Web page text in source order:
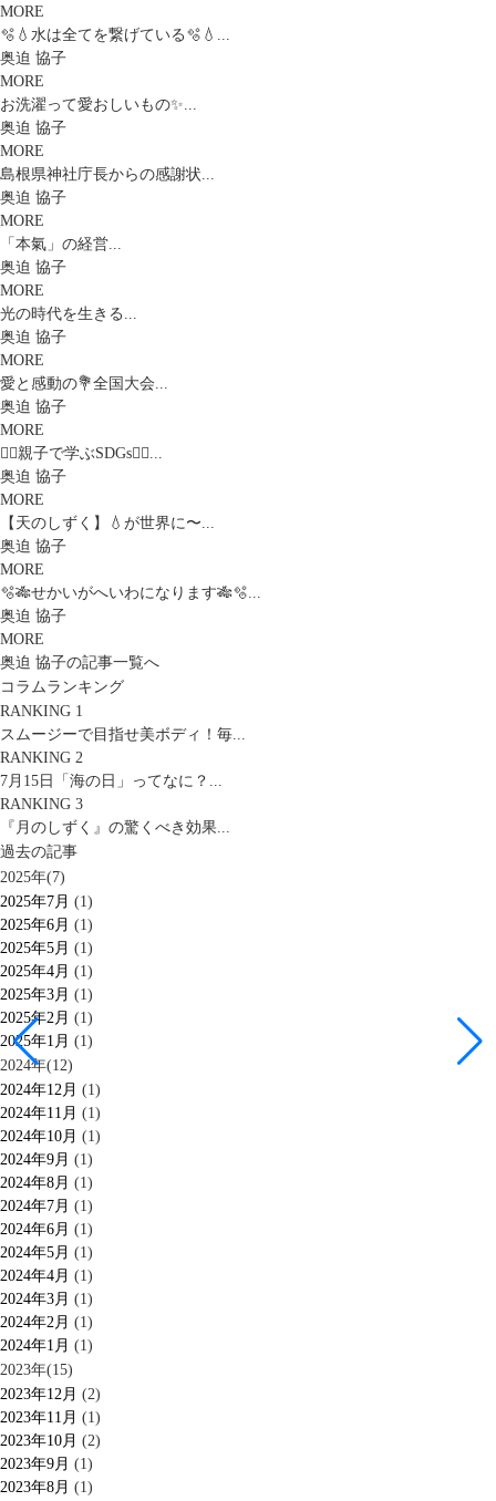
MORE
🫧💧水は全てを繋げている🫧💧...
奥迫 協子
MORE
お洗濯って愛おしいもの✨...
奥迫 協子
MORE
島根県神社庁長からの感謝状...
奥迫 協子
MORE
「本氣」の経営...
奥迫 協子
MORE
光の時代を生きる...
奥迫 協子
MORE
愛と感動の💐全国大会...
奥迫 協子
MORE
🧚‍♀️親子で学ぶSDGs🧚‍♀️...
奥迫 協子
MORE
【天のしずく】💧が世界に〜...
奥迫 協子
MORE
🫧🎋せかいがへいわになります🎋🫧...
奥迫 協子
MORE
奥迫 協子の記事一覧へ
コラムランキング
RANKING 1
スムージーで目指せ美ボディ！毎...
RANKING 2
7月15日「海の日」ってなに？...
RANKING 3
『月のしずく』の驚くべき効果...
過去の記事
2025年(7)
2025年7月 (1)
2025年6月 (1)
2025年5月 (1)
2025年4月 (1)
2025年3月 (1)
2025年2月 (1)
2025年1月 (1)
2024年(12)
2024年12月 (1)
2024年11月 (1)
2024年10月 (1)
2024年9月 (1)
2024年8月 (1)
2024年7月 (1)
2024年6月 (1)
2024年5月 (1)
2024年4月 (1)
2024年3月 (1)
2024年2月 (1)
2024年1月 (1)
2023年(15)
2023年12月 (2)
2023年11月 (1)
2023年10月 (2)
2023年9月 (1)
2023年8月 (1)